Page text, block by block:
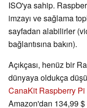
ISO'ya sahip.
imzayı ve sağlama
sayfadan alabilirler
bağlantısına bakın).
Açıkçası, henüz bir
dünyaya oldukça
CanaKit Raspberry
Amazon'dan 134,99 $